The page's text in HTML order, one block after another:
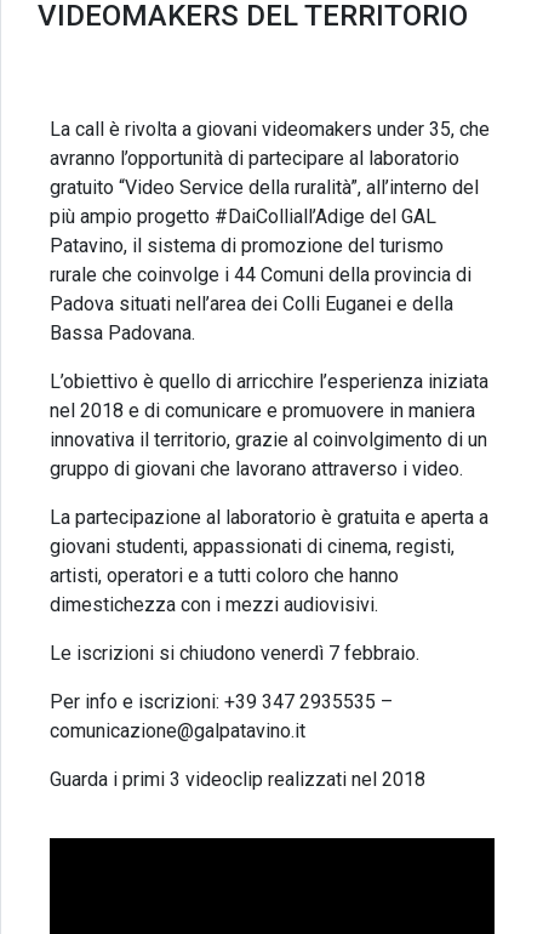
VIDEOMAKERS DEL TERRITORIO
La call è rivolta a giovani videomakers under 35, che
avranno l’opportunità di partecipare al laboratorio
gratuito “Video Service della ruralità”, all’interno del
più ampio progetto #DaiColliall’Adige del GAL
Patavino, il sistema di promozione del turismo
rurale che coinvolge i 44 Comuni della provincia di
Padova situati nell’area dei Colli Euganei e della
Bassa Padovana.
L’obiettivo è quello di arricchire l’esperienza iniziata
nel 2018 e di comunicare e promuovere in maniera
innovativa il territorio, grazie al coinvolgimento di un
gruppo di giovani che lavorano attraverso i video.
La partecipazione al laboratorio è gratuita e aperta a
giovani studenti, appassionati di cinema, registi,
artisti, operatori e a tutti coloro che hanno
dimestichezza con i mezzi audiovisivi.
Le iscrizioni si chiudono venerdì 7 febbraio.
Per info e iscrizioni: +39 347 2935535 –
comunicazione@galpatavino.it
Guarda i primi 3 videoclip realizzati nel 2018